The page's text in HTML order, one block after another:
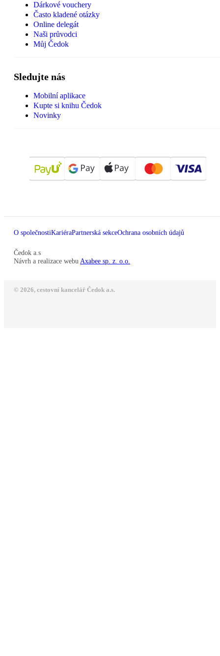
Dárkové vouchery
Často kladené otázky
Online delegát
Naši průvodci
Můj Čedok
Sledujte nás
Mobilní aplikace
Kupte si knihu Čedok
Novinky
O společnostiKariéraPartnerská sekceOchrana osobních údajů
Čedok a.s
Návrh a realizace webu Axabee sp. z. o.o.
© 2026, cestovní kancelář Čedok a.s.